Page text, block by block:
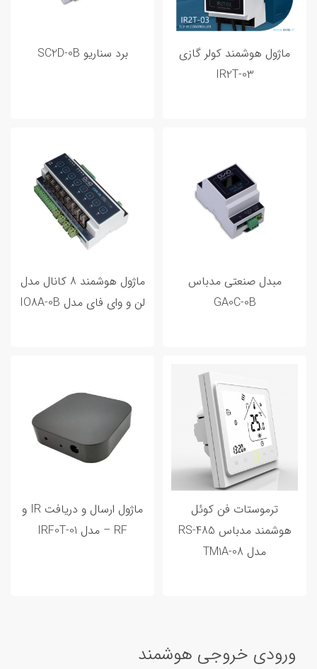
ماژول هوشمند کولر گازی
IR2T-03
برد سناریو SC2D-0B
مبدل صنعتی مدباس
GA0C-0B
ماژول هوشمند 8 کانال مدل
لن و وای فای مدل IO8A-0B
ترموستات فن کوئل
هوشمند مدباس RS-485
مدل TM1A-08
ماژول ارسال و دریافت IR و
RF – مدل IRF0T-01
ورودی خروجی هوشمند
ورودی خروجی هوشمند
مطالب پر بازدید
20 اردیبهشت 1402
0 تا 100 خانه هوشمند و مراحل هوشمند
سازی خانه شما